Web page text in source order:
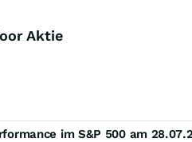
Aktie
im S&P 500 am